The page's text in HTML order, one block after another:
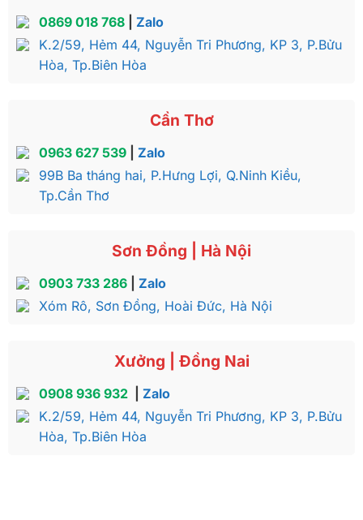
0869 018 768| Zalo
K.2/59, Hẻm 44, Nguyễn Tri Phương, KP 3, P.Bửu
Hòa, Tp.Biên Hòa
Cần Thơ
0963 627 539| Zalo
99B Ba tháng hai, P.Hưng Lợi, Q.Ninh Kiều,
Tp.Cần Thơ
Sơn Đồng | Hà Nội
0903 733 286| Zalo
Xóm Rô, Sơn Đồng, Hoài Đức, Hà Nội
Xưởng | Đồng Nai
0908 936 932
Zalo
K.2/59, Hẻm 44, Nguyễn Tri Phương, KP 3, P.Bửu
Hòa, Tp.Biên Hòa